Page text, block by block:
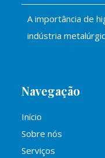
A importância de
indústria
Navegação
Início
Sobre nós
Serviços